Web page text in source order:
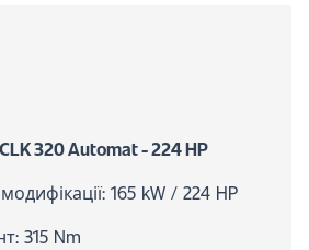
320 Automat - 224 HP
165 kW / 224 HP
315 Nm